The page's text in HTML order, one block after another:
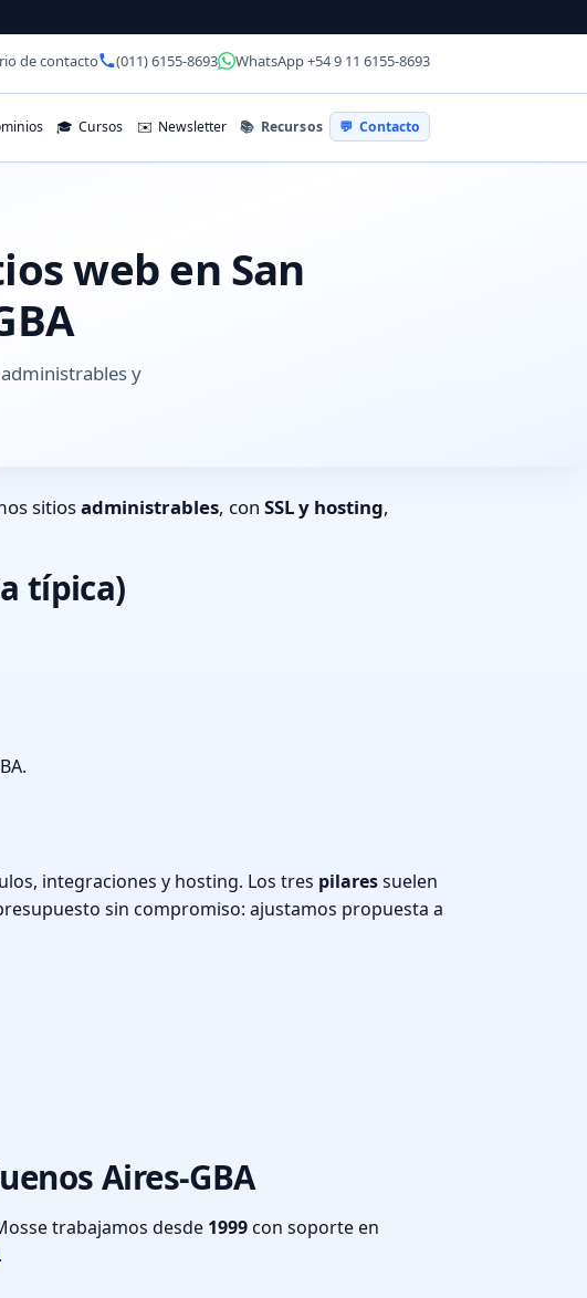
de contacto (011) 6155-8693 WhatsApp +54 9 11 6155-8693
🎓 Cursos ✉️ Newsletter 📚 Recursos 💬 Contacto
web en San
y
sitiosadministrables, con SSL y hosting,
típica)
integraciones y hosting. Los tres pilaressuelen
sin compromiso: ajustamos propuesta a
Aires-GBA
trabajamos desde 1999con soporte en
.